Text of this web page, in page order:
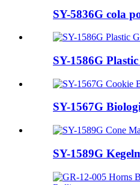
SY-5836G cola
SY-1586G
SY-1567G
SY-1589G